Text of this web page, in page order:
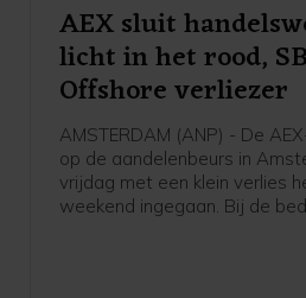
AEX sluit
licht in het rood,
Offshore verliezer
AMSTERDAM (ANP) - De
op de aandelenbeurs in
vrijdag met een klein verlies
weekend ingegaan. Bij de